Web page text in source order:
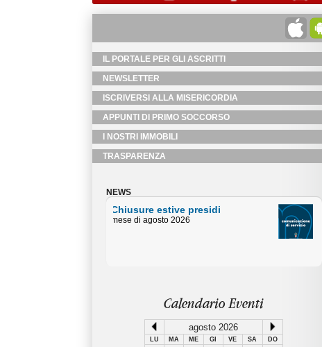
IL PORTALE PER GLI ASCRITTI
NEWSLETTER
ISCRIVERSI ALLA MISERICORDIA
APPUNTI DI PRIMO SOCCORSO
I NOSTRI IMMOBILI
TRASPARENZA
NEWS
Chiusure estive Uffici
Amministativi
Orari centralino piazza Duomo mese
Calendario Eventi
agosto 2026
LU MA ME GI VE SA DO